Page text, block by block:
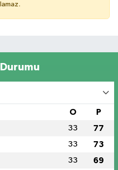
O P
33 77
33 73
33 69